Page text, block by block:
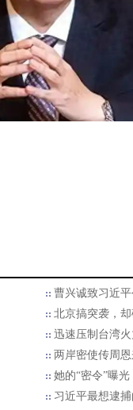
曹兴诚致习近
北京搞突袭，
迅速压制台湾
两岸密使传周
她的“密令”曝
习近平最想逮